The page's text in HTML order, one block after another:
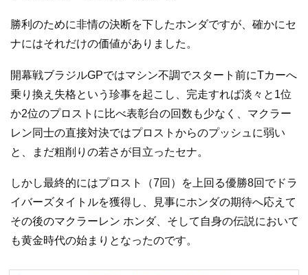
勝利のために非情の決断を下したホンダですが、確かにセ
ナにはそれだけの価値がありました。
開幕戦ブラジルGPではマシン不調でスタート前にTカーへ
乗り換え失格という珍事を起こし、完走すれば淡々と1位
か2位のプロストに比べ表彰台の回数も少なく、マクラー
レン同士の直接対決ではプロストからのプッシュに弱い
と、まだ粗削りの若さが目立ったセナ。
しかし最終的にはプロスト（7回）を上回る優勝8回でドラ
イバーズタイトルを獲得し、見事にホンダの期待へ応えて
その後のマクラーレン ホンダ、そして自身の伝説において
も黄金時代の始まりとなったのです。